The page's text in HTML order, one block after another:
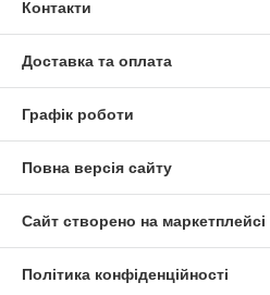
Контакти
Доставка та оплата
Графік роботи
Повна версія сайту
Сайт створено на маркетплейсі
Політика конфіденційності